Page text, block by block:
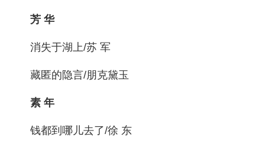
芳 华
消失于湖上/苏 军
藏匿的隐言/朋克黛玉
素 年
钱都到哪儿去了/徐 东